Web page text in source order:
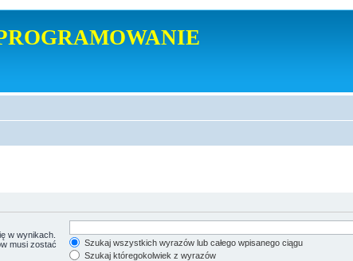
w wynikach.
musi zostać
Szukaj wszystkich wyrazów lub całego wpisanego ciągu
Szukaj któregokolwiek z wyrazów